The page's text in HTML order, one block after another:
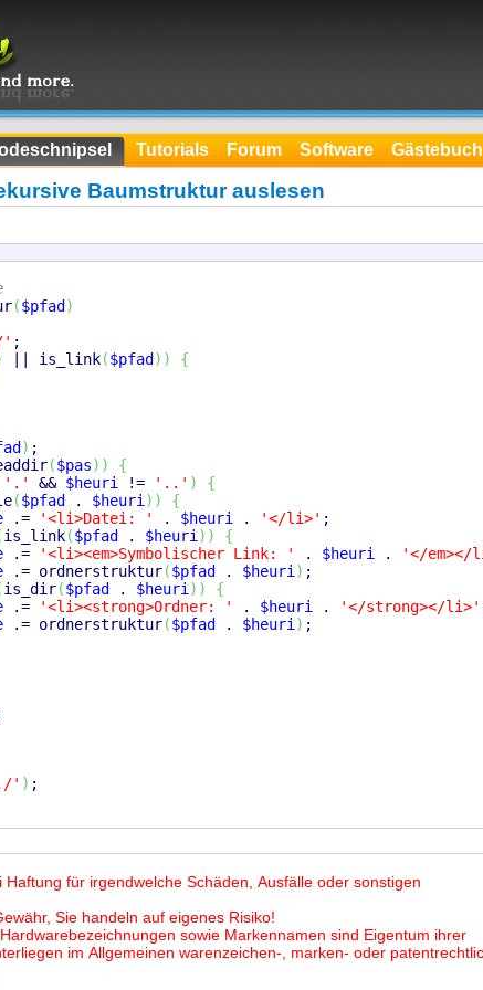
Tutorials Forum Software Gästebuch
Baumstruktur auslesen
($pfad )
' ;
is_link($pfad ) )
{
) ;
($pas) )
{
'.' && $heuri != '..' )
{
($pfad . $heuri ) )
{
.= '<li>Datei: ' . $heuri . '</li>' ;
is_link($pfad . $heuri ) )
{
.= '<li><em>Symbolischer Link: ' . $heuri . '</
.= ordnerstruktur($pfad . $heuri ) ;
is_dir($pfad . $heuri ) )
{
.= '<li><strong>Ordner: ' . $heuri . '</strong></li>'
.= ordnerstruktur($pfad . $heuri ) ;
' ) ;
für irgendwelche Schäden, Ausfälle oder sonstigen
Sie handeln auf eigenes Risiko!
sowie Markennamen sind Eigentum ihrer
im Allgemeinen warenzeichen-, marken- oder